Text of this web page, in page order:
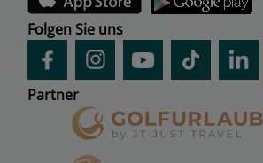
Folgen Sie uns
Partner